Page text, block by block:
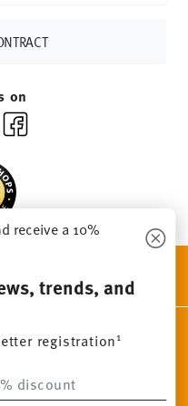
ourreturns service
on
your home
Privacy policy
receive a 10%
trends, and
registration1